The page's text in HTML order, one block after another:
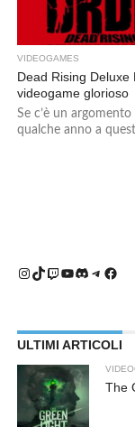
VIDEOGAMES
Dead Rising
videogame glorioso
Se c’è un
qualche anno a
Instagram
TikTok
Twitch
YouTube
Discord
ULTIMI ARTICOLI
The